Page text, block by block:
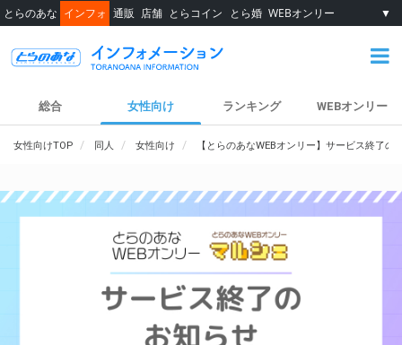
とらのあな インフォ 通販 店舗 とらコイン とら婚 WEBオンリー ▼
総合 女性向け ランキング WEBオンリー
女性向けTOP 同人 女性向け 【とらのあなWEBオンリー】サービス終了の